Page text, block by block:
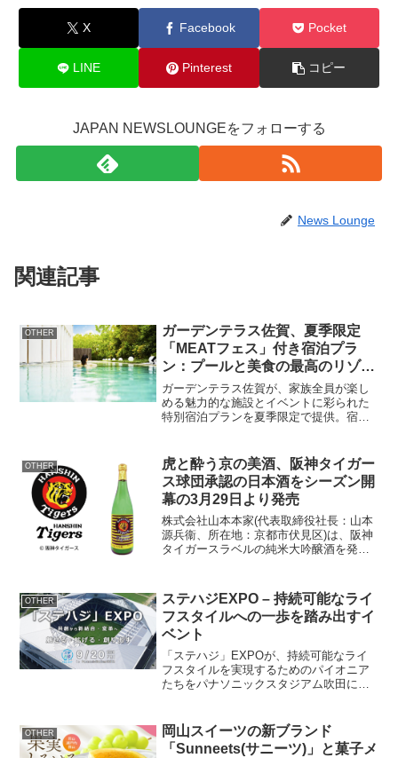
X Facebook Pocket
LINE Pinterest コピー
JAPAN NEWSLOUNGEをフォローする
News Lounge
関連記事
OTHER
ガーデンテラス佐賀、夏季限定
「MEATフェス」付き宿泊プラ
ン：プールと美食の最高のリゾー
ト体験を
ガーデンテラス佐賀が、家族全員が楽し
める魅力的な施設とイベントに彩られた
特別宿泊プランを夏季限定で提供。宿泊
料理と充実のドリンクを上質な空間で～
宿泊可能期間：20...
OTHER
虎と酔う京の美酒、阪神タイガー
ス球団承認の日本酒をシーズン開
幕の3月29日より発売
株式会社山本本家(代表取締役社長：山本
源兵衞、所在地：京都市伏見区)は、阪神
タイガースラベルの純米大吟醸酒を発売
て2024年3月29日のリーグ開幕日に販売
開始します。...
OTHER
ステハジEXPO – 持続可能なライ
フスタイルへの一歩を踏み出すイ
ベント
「ステハジ」EXPOが、持続可能なライ
フスタイルを実現するためのパイオニア
たちをパナソニックスタジアム吹田に集
多様な企業・団体75ブースを出展する豪
華なイベントと...
OTHER
岡山スイーツの新ブランド
「Sunneets(サニーツ)」と菓子メ